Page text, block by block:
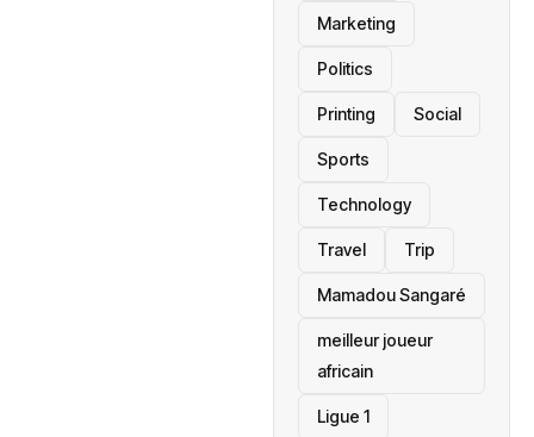
Marketing
Politics
Printing Social
Sports
Technology
Travel Trip
Mamadou Sangaré
meilleur joueur
africain
Ligue 1